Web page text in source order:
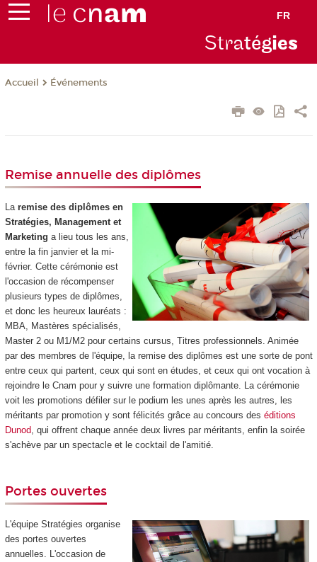
FR
Stratégies
Accueil Événements
Remise annuelle des diplômes
La remise des diplômes en
Stratégies, Management et
Marketing a lieu tous les ans,
entre la fin janvier et la mi-
février. Cette cérémonie est
l'occasion de récompenser
plusieurs types de diplômes,
et donc les heureux lauréats :
MBA, Mastères spécialisés,
Master 2 ou M1/M2 pour certains cursus, Titres professionnels. Animée
par des membres de l'équipe, la remise des diplômes est une sorte de pont
entre ceux qui partent, ceux qui sont en études, et ceux qui ont vocation à
rejoindre le Cnam pour y suivre une formation diplômante. La cérémonie
voit les promotions défiler sur le podium les unes après les autres, les
méritants par promotion y sont félicités grâce au concours des éditions
Dunod, qui offrent chaque année deux livres par méritants, enfin la soirée
s'achève par un spectacle et le cocktail de l'amitié.
Portes ouvertes
L'équipe Stratégies organise
des portes ouvertes
annuelles. L'occasion de